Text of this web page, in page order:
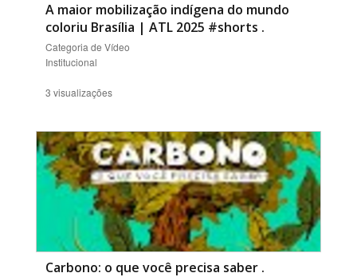
A maior mobilização indígena do mundo
coloriu Brasília | ATL 2025 #shorts .
Categoria de Vídeo
Institucional
3 visualizações
Carbono: o que você precisa saber.